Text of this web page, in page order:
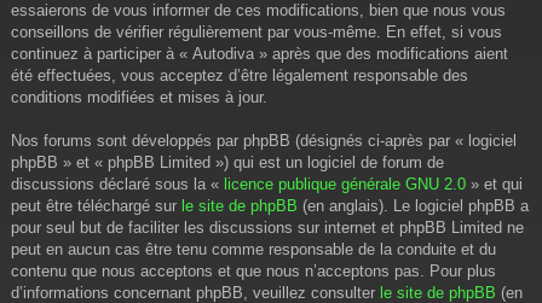
essaierons de vous informer de ces modifications, bien que nous vous
conseillons de vérifier régulièrement par vous-même. En effet, si vous
continuez à participer à « Autodiva » après que des modifications aient
été effectuées, vous acceptez d’être légalement responsable des
conditions modifiées et mises à jour.
Nos forums sont développés par phpBB (désignés ci-après par « logiciel
phpBB » et « phpBB Limited ») qui est un logiciel de forum de
discussions déclaré sous la « licence publique générale GNU 2.0 » et qui
peut être téléchargé sur le site de phpBB (en anglais). Le logiciel phpBB a
pour seul but de faciliter les discussions sur internet et phpBB Limited ne
peut en aucun cas être tenu comme responsable de la conduite et du
contenu que nous acceptons et que nous n’acceptons pas. Pour plus
d’informations concernant phpBB, veuillez consulter le site de phpBB (en